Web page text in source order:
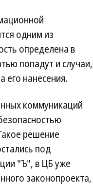
одним из
определена в
попадут и случаи,
его нанесения.
коммуникаций
решение
под
"Ъ", в ЦБ уже
законопроекта,